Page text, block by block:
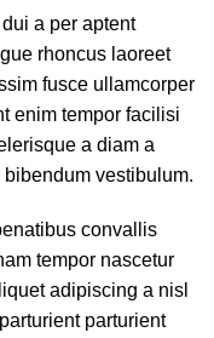
a per aptent
rhoncus laoreet
fusce ullamcorper
enim tempor facilisi
a diam a
vestibulum.
convallis
tempor nascetur
adipiscing a nisl
parturient